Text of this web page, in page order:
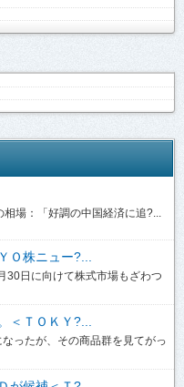
場：「好調の中国経済に追?...
Ｏ株ニュー?...
日に向けて株式市場もざわつ
＜ＴＯＫＹ?...
ったが、その商品群を見てがっ